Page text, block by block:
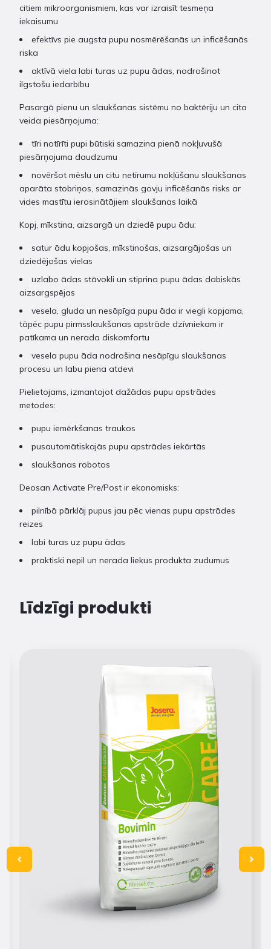
citiem mikroorganismiem, kas var izraisīt tesmeņa
iekaisumu
efektīvs pie augsta pupu nosmērēšanās un inficēšanās
riska
aktīvā viela labi turas uz pupu ādas, nodrošinot
ilgstošu iedarbību
Pasargā pienu un slaukšanas sistēmu no baktēriju un cita
veida piesārņojuma:
tīri notīrīti pupi būtiski samazina pienā nokļuvušā
piesārņojuma daudzumu
novēršot mēslu un citu netīrumu nokļūšanu slaukšanas
aparāta stobriņos, samazinās govju inficēšanās risks ar
vides mastītu ierosinātājiem slaukšanas laikā
Kopj, mīkstina, aizsargā un dziedē pupu ādu:
satur ādu kopjošas, mīkstinošas, aizsargājošas un
dziedējošas vielas
uzlabo ādas stāvokli un stiprina pupu ādas dabiskās
aizsargspējas
vesela, gluda un nesāpīga pupu āda ir viegli kopjama,
tāpēc pupu pirmsslaukšanas apstrāde dzīvniekam ir
patīkama un nerada diskomfortu
vesela pupu āda nodrošina nesāpīgu slaukšanas
procesu un labu piena atdevi
Pielietojams, izmantojot dažādas pupu apstrādes
metodes:
pupu iemērkšanas traukos
pusautomātiskajās pupu apstrādes iekārtās
slaukšanas robotos
Deosan Activate Pre/Post ir ekonomisks:
pilnībā pārklāj pupus jau pēc vienas pupu apstrādes
reizes
labi turas uz pupu ādas
praktiski nepil un nerada liekus produkta zudumus
Līdzīgi produkti